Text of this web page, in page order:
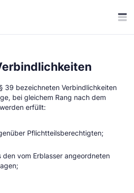
39 bezeichneten Verbindlichkeiten
bei gleichem Rang nach dem
erfüllt:
Pflichtteilsberechtigten;
vom Erblasser angeordneten